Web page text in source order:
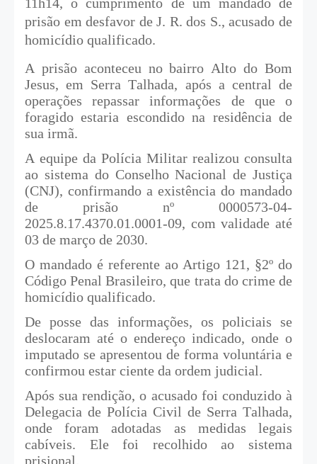
prisão em desfavor de J. R. dos S., acusado de
homicídio qualificado.
A prisão aconteceu no bairro Alto do Bom
Jesus, em Serra Talhada, após a central de
operações repassar informações de que o
foragido estaria escondido na residência de
sua irmã.
A equipe da Polícia Militar realizou consulta
ao sistema do Conselho Nacional de Justiça
(CNJ), confirmando a existência do mandado
de prisão nº 0000573-04-
2025.8.17.4370.01.0001-09, com validade até
03 de março de 2030.
O mandado é referente ao Artigo 121, §2º do
Código Penal Brasileiro, que trata do crime de
homicídio qualificado.
De posse das informações, os policiais se
deslocaram até o endereço indicado, onde o
imputado se apresentou de forma voluntária e
confirmou estar ciente da ordem judicial.
Após sua rendição, o acusado foi conduzido à
Delegacia de Polícia Civil de Serra Talhada,
onde foram adotadas as medidas legais
cabíveis. Ele foi recolhido ao sistema
prisional.